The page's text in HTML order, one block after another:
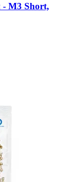
-​ M3 Short,